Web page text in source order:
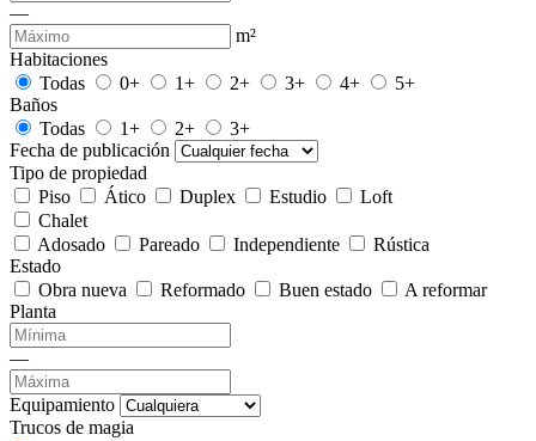
—
m²
Habitaciones
Todas
0+ 1+ 2+ 3+ 4+
5+
Baños
Todas
1+ 2+
3+
Fecha de publicación
Tipo de propiedad
Piso
Ático Duplex Estudio
Loft
Chalet
Adosado
Pareado Independiente
Rústica
Estado
Obra nueva
Reformado Buen estado
A reformar
Planta
—
Equipamiento
Trucos de magia